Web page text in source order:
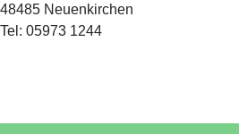
48485 Neuenkirchen
Tel: 05973 1244